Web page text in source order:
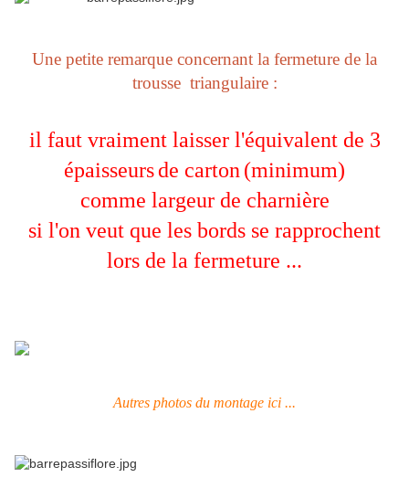
Une petite remarque concernant la fermeture de la
trousse triangulaire :
il faut vraiment laisser l'équivalent de 3
épaisseursde carton (minimum)
comme largeur de charnière
si l'on veut que les bords se rapprochent
lors de la fermeture ...
Autres photos du montage ici ...